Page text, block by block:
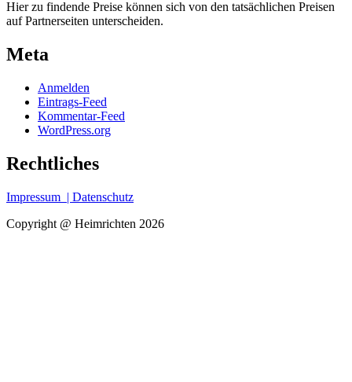
Hier zu findende Preise können sich von den tatsächlichen Preisen
auf Partnerseiten unterscheiden.
Meta
Anmelden
Eintrags-Feed
Kommentar-Feed
WordPress.org
Rechtliches
Impressum | Datenschutz
Copyright @ Heimrichten 2026